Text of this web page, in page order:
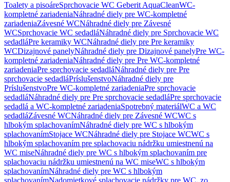
Toalety a pisoáreSprchovacie WC Geberit AquaCleanWC-
kompletné zariadeniaNáhradné diely pre WC-kompletné
zariadeniaZávesné WCNáhradné diely pre Závesné
WCSprchovacie WC sedadláNáhradné diely pre Sprchovacie WC
sedadláPre keramiky WCNáhradné diely pre Pre keramiky
WCDizajnové panelyNáhradné diely pre Dizajnové panelyPre WC-
kompletné zariadeniaNáhradné diely pre Pre WC-kompletné
zariadeniaPre sprchovacie sedadláNáhradné diely pre Pre
sprchovacie sedadláPríslušenstvoNáhradné diely pre
PríslušenstvoPre WC-kompletné zariadeniaPre sprchovacie
sedadláNáhradné diely pre Pre sprchovacie sedadláPre sprchovacie
sedadlá a WC-kompletné zariadeniaSpotrebný materiálWC a WC
sedadláZávesné WCNáhradné diely pre Závesné WCWC s
hlbokým splachovanímNáhradné diely pre WC s hlbokým
splachovanímStojace WCNáhradné diely pre Stojace WCWC s
hlbokým splachovaním pre splachovaciu nádržku umiestnenú na
WC miseNáhradné diely pre WC s hlbokým splachovaním pre
splachovaciu nádržku umiestnenú na WC miseWC s hlbokým
splachovanímNáhradné diely pre WC s hlbokým
splachovanímNadomietkové splachovacie nádržky pre WC, zo